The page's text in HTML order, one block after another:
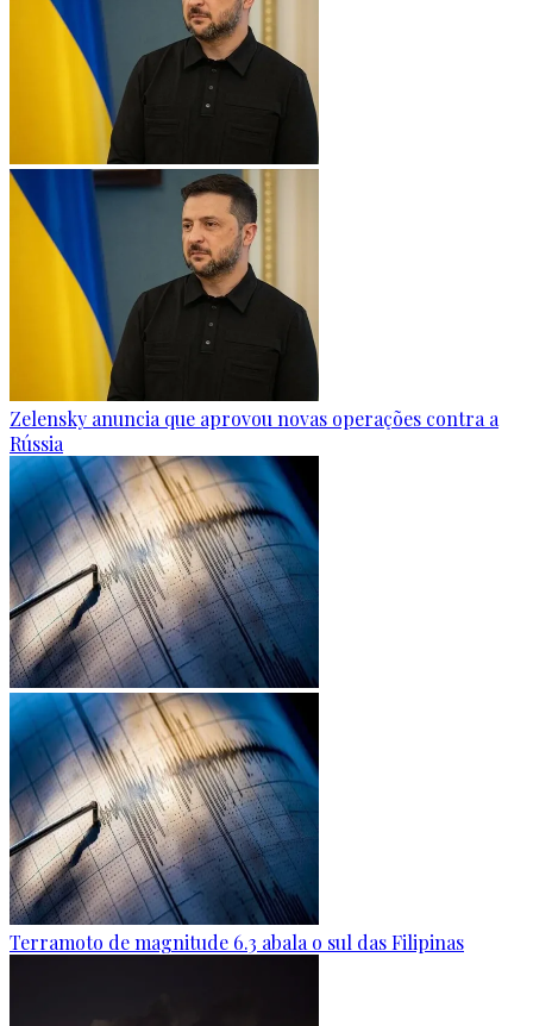
Zelensky anuncia que aprovou novas operações contra a
Rússia
Terramoto de magnitude 6.3 abala o sul das Filipinas